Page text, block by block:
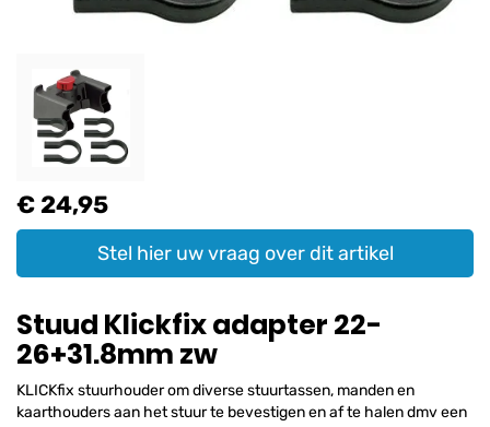
€ 24,95
Stel hier uw vraag over dit artikel
Stuud Klickfix adapter 22-
26+31.8mm zw
KLICKfix stuurhouder om diverse stuurtassen, manden en
kaarthouders aan het stuur te bevestigen en af te halen dmv een